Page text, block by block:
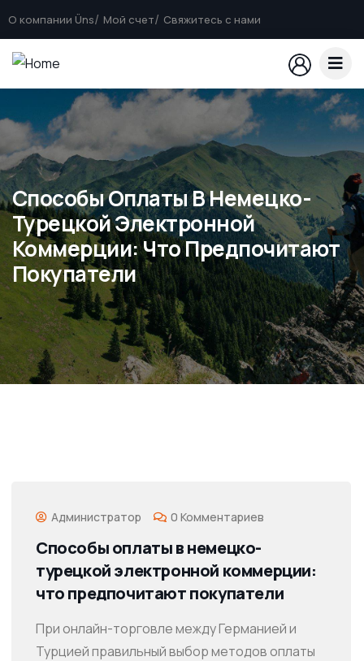
О компании Üns Мой счет Свяжитесь с нами
Способы Оплаты В Немецко-
Турецкой Электронной
Коммерции: Что Предпочитают
Покупатели
Администратор 0 Комментариев
Способы оплаты в немецко-
турецкой электронной коммерции:
что предпочитают покупатели
При онлайн-торговле между Германией и
Турцией правильный выбор методов оплаты